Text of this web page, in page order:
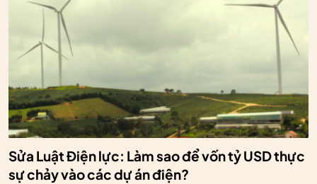
Sửa Luật Điện lực: Làm sao để vốn tỷ USD thực
sự chảy vào các dự án điện?